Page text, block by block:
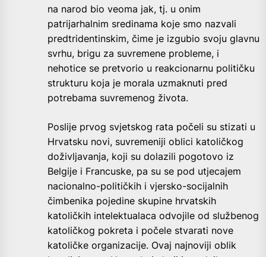
na narod bio veoma jak, tj. u onim
patrijarhalnim sredinama koje smo nazvali
predtridentinskim, čime je izgubio svoju glavnu
svrhu, brigu za suvremene probleme, i
nehotice se pretvorio u reakcionarnu političku
strukturu koja je morala uzmaknuti pred
potrebama suvremenog života.
Poslije prvog svjetskog rata počeli su stizati u
Hrvatsku novi, suvremeniji oblici katoličkog
doživljavanja, koji su dolazili pogotovo iz
Belgije i Francuske, pa su se pod utjecajem
nacionalno-političkih i vjersko-socijalnih
čimbenika pojedine skupine hrvatskih
katoličkih intelektualaca odvojile od službenog
katoličkog pokreta i počele stvarati nove
katoličke organizacije. Ovaj najnoviji oblik